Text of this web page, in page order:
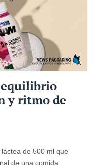
equilibrio
y ritmo de
de 500 ml que
de una comida